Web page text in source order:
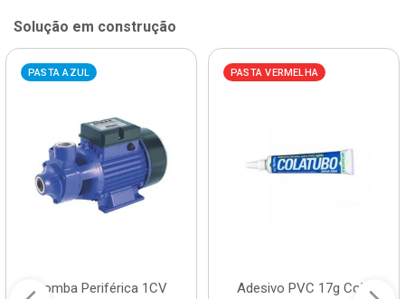
Solução em construção
PASTA AZUL
Bomba Periférica 1CV
PASTA VERMELHA
Adesivo PVC 17g Cola